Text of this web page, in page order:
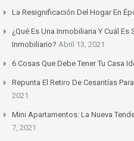
La Resignificación Del Hogar En
¿Qué Es Una Inmobiliaria Y Cuál Es
Inmobiliario? Abril 13, 2021
6 Cosas Que Debe Tener Tu Casa
Repunta El Retiro De Cesantías
2021
Mini Apartamentos: La Nueva
7, 2021